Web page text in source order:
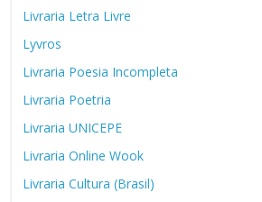
Livraria Letra Livre
Lyvros
Livraria Poesia Incompleta
Livraria Poetria
Livraria UNICEPE
Livraria Online Wook
Livraria Cultura (Brasil)